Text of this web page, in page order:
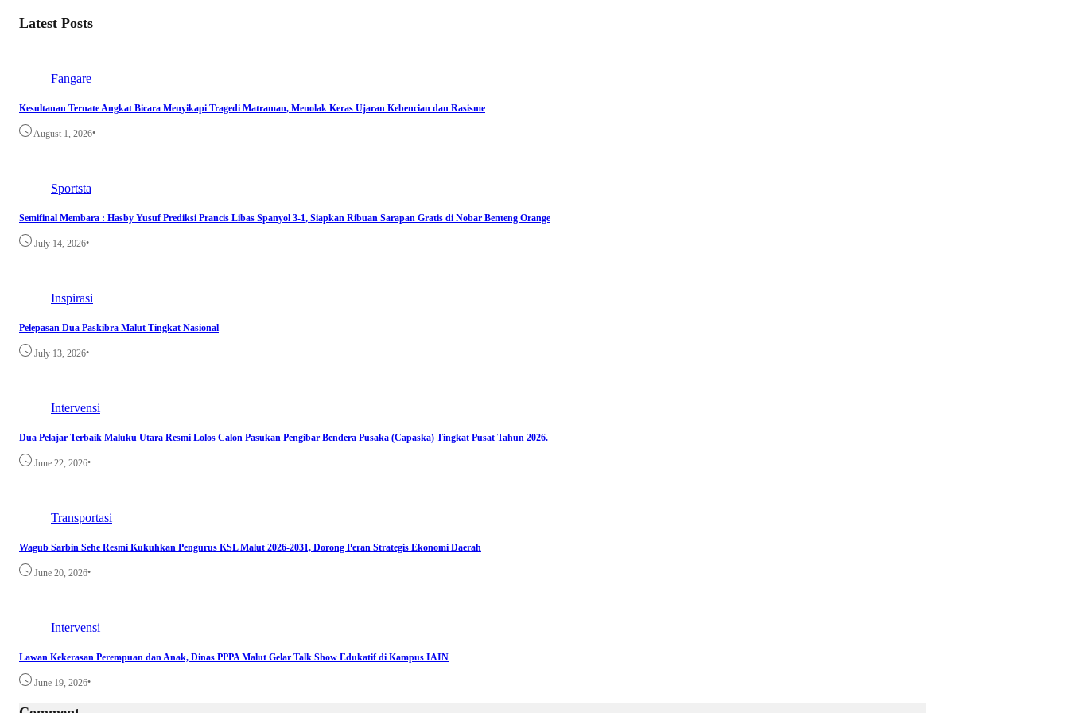
Latest Posts
Fangare
Kesultanan Ternate Angkat Bicara Menyikapi Tragedi Matraman, Menolak Keras Ujaran Kebencian dan Rasisme
August 1, 2026•
Sportsta
Semifinal Membara : Hasby Yusuf Prediksi Prancis Libas Spanyol 3-1, Siapkan Ribuan Sarapan Gratis di Nobar Benteng Orange
July 14, 2026•
Inspirasi
Pelepasan Dua Paskibra Malut Tingkat Nasional
July 13, 2026•
Intervensi
Dua Pelajar Terbaik Maluku Utara Resmi Lolos Calon Pasukan Pengibar Bendera Pusaka (Capaska) Tingkat Pusat Tahun 2026.
June 22, 2026•
Transportasi
Wagub Sarbin Sehe Resmi Kukuhkan Pengurus KSL Malut 2026-2031, Dorong Peran Strategis Ekonomi Daerah
June 20, 2026•
Intervensi
Lawan Kekerasan Perempuan dan Anak, Dinas PPPA Malut Gelar Talk Show Edukatif di Kampus IAIN
June 19, 2026•